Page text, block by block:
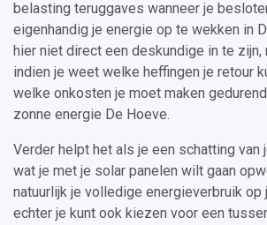
belasting teruggaves wanneer je
eigenhandig je energie op te wekken in
hier niet direct een deskundige in te zijn,
indien je weet welke heffingen je retour
welke onkosten je moet maken
zonne energie De Hoeve.
Verder helpt het als je een schatting van
wat je met je solar panelen wilt gaan
natuurlijk je volledige energieverbruik op
echter je kunt ook kiezen voor een